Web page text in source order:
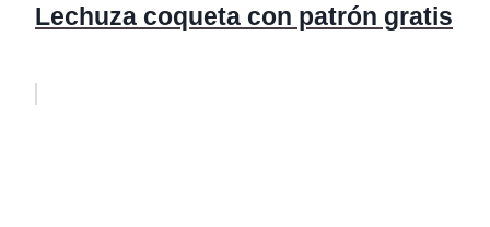
Lechuza coqueta con patrón gratis